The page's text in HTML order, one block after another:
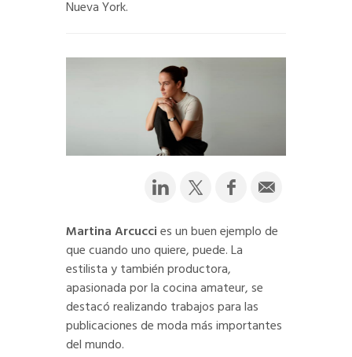
Nueva York.
Martina Arcuccies un buen ejemplo de
que cuando uno quiere, puede. La
estilista y también productora,
apasionada por la cocina amateur, se
destacó realizando trabajos para las
publicaciones de moda más importantes
del mundo.